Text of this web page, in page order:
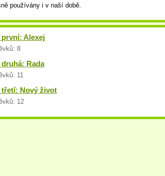
používány i v naší době.
první: Alexej
8
druhá: Rada
11
třetí: Nový život
12